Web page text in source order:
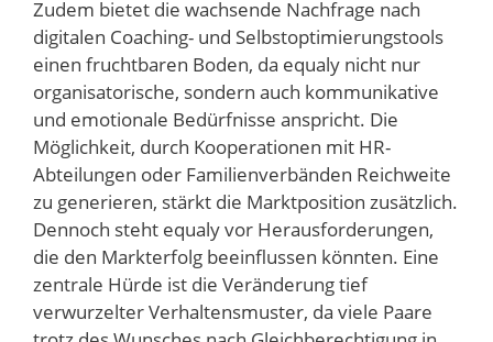
Zudem bietet die wachsende Nachfrage nach
digitalen Coaching- und Selbstoptimierungstools
einen fruchtbaren Boden, da equaly nicht nur
organisatorische, sondern auch kommunikative
und emotionale Bedürfnisse anspricht. Die
Möglichkeit, durch Kooperationen mit HR-
Abteilungen oder Familienverbänden Reichweite
zu generieren, stärkt die Marktposition zusätzlich.
Dennoch steht equaly vor Herausforderungen,
die den Markterfolg beeinflussen könnten. Eine
zentrale Hürde ist die Veränderung tief
verwurzelter Verhaltensmuster, da viele Paare